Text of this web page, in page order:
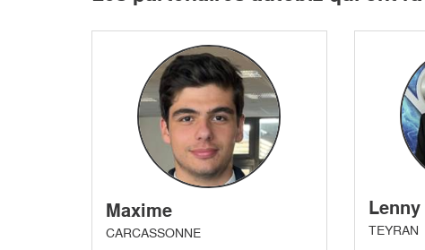
Maxime
CARCASSONNE
Lenny
TEYRAN